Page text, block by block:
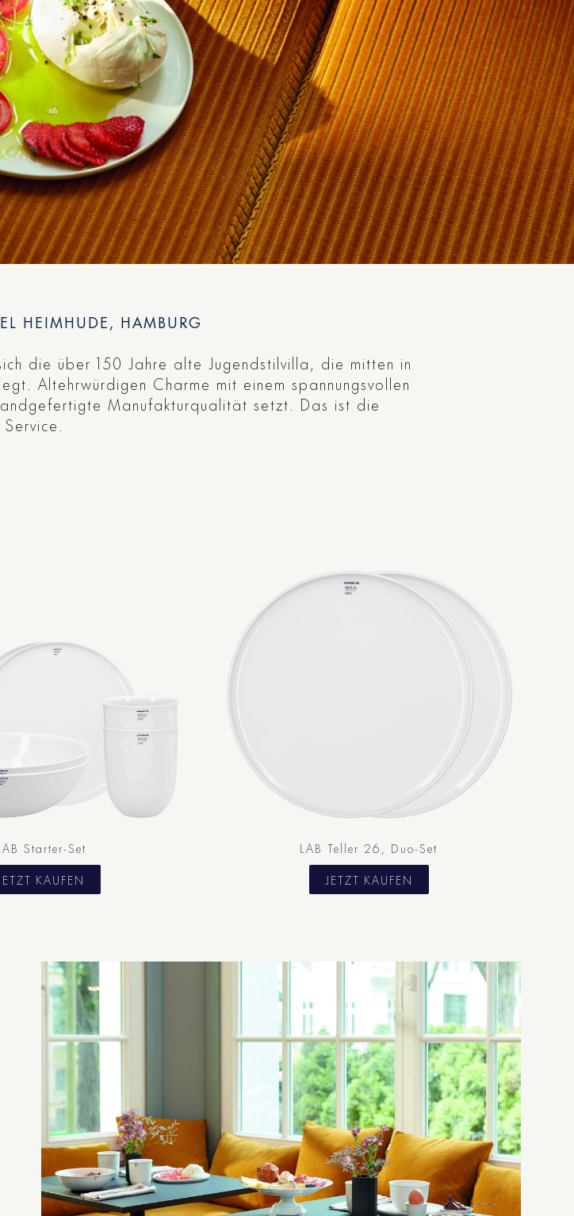
HEIMHUDE, HAMBURG
die über 150 Jahre alte Jugendstilvilla, die mitten in
Altehrwürdigen Charme mit einem spannungsvollen
Manufakturqualität setzt. Das ist die
Starter-Set
KAUFEN
LAB Teller 26, Duo-Set
JETZT KAUFEN